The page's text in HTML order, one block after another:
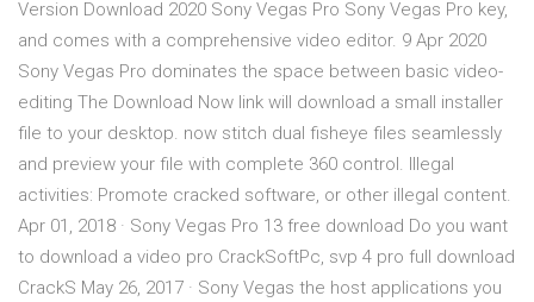
Version Download 2020 Sony Vegas Pro Sony Vegas Pro key,
and comes with a comprehensive video editor. 9 Apr 2020
Sony Vegas Pro dominates the space between basic video-
editing The Download Now link will download a small installer
file to your desktop. now stitch dual fisheye files seamlessly
and preview your file with complete 360 control. Illegal
activities: Promote cracked software, or other illegal content.
Apr 01, 2018 · Sony Vegas Pro 13 free download Do you want
to download a video pro CrackSoftPc, svp 4 pro full download
CrackS May 26, 2017 · Sony Vegas the host applications you